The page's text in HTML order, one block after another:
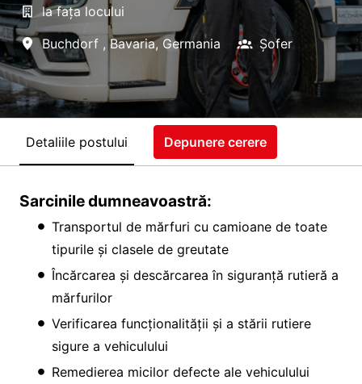
la fața locului
Buchdorf , Bavaria, Germania Șofer
Detaliile postului Depunere cerere
Sarcinile dumneavoastră:
Transportul de mărfuri cu camioane de toate
tipurile și clasele de greutate
Încărcarea și descărcarea în siguranță rutieră a
mărfurilor
Verificarea funcționalității și a stării rutiere
sigure a vehiculului
Remedierea micilor defecte ale vehiculului